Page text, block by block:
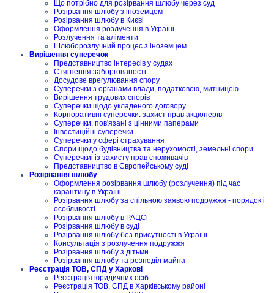
Що потрібно для розірвання шлюбу через суд
Розірвання шлюбу з іноземцем
Розірвання шлюбу в Києві
Оформлення розлучення в Україні
Розлучення та аліменти
Шлюборозлучний процес з іноземцем
Вирішення суперечок
Представництво інтересів у судах
Стягнення заборгованості
Досудове врегулювання спору
Суперечки з органами влади, податковою, митницею
Вирішення трудових спорів
Суперечки щодо укладеного договору
Корпоративні суперечки: захист прав акціонерів
Суперечки, пов'язані з цінними паперами
Інвестиційні суперечки
Суперечки у сфері страхування
Спори щодо будівництва та нерухомості, земельні спори
Суперечкиі із захисту прав споживачів
Представництво в Європейському суді
Розірвання шлюбу
Оформлення розірвання шлюбу (розлучення) під час
карантину в Україні
Розірвання шлюбу за спільною заявою подружжя - порядок і
особливості
Розірвання шлюбу в РАЦСі
Розірвання шлюбу в суді
Розірвання шлюбу без присутності в Україні
Консультація з розлучення подружжя
Розірвання шлюбу з дітьми
Розірвання шлюбу та розподіл майна
Реєстрація ТОВ, СПД у Харкові
Реєстрація юридичних осіб
Реєстрація ТОВ, СПД в Харківському районі